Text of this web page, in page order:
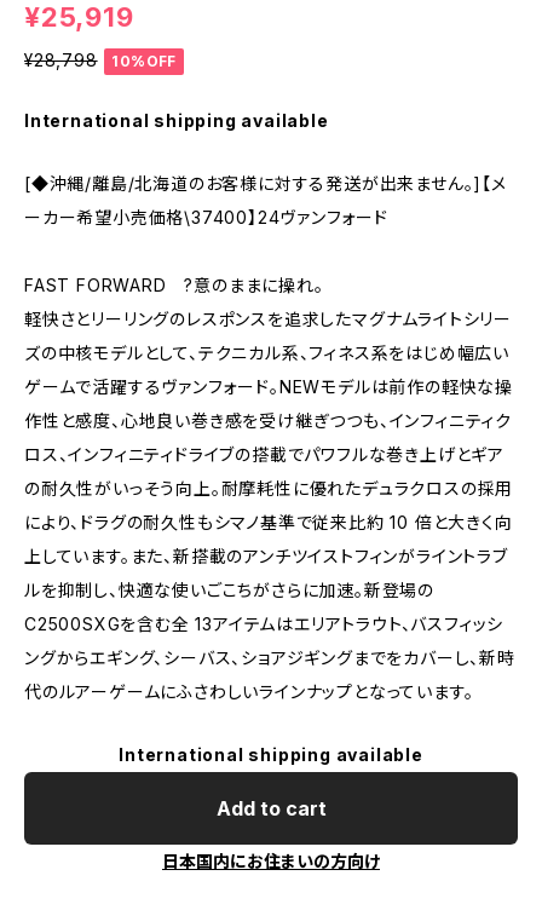
¥25,919
¥28,798 10%OFF
International shipping available
[◆沖縄/離島/北海道のお客様に対する発送が出来ません。]【メ
ーカー希望小売価格\37400】24ヴァンフォード
FAST FORWARD ?意のままに操れ。
軽快さとリーリングのレスポンスを追求したマグナムライトシリー
ズの中核モデルとして、テクニカル系、フィネス系をはじめ幅広い
ゲームで活躍するヴァンフォード。NEWモデルは前作の軽快な操
作性と感度、心地良い巻き感を受け継ぎつつも、インフィニティク
ロス、インフィニティドライブの搭載でパワフルな巻き上げとギア
の耐久性がいっそう向上。耐摩耗性に優れたデュラクロスの採用
により、ドラグの耐久性もシマノ基準で従来比約 10 倍と大きく向
上しています。また、新搭載のアンチツイストフィンがライントラブ
ルを抑制し、快適な使いごこちがさらに加速。新登場の
C2500SXGを含む全 13アイテムはエリアトラウト、バスフィッシ
ングからエギング、シーバス、ショアジギングまでをカバーし、新時
代のルアーゲームにふさわしいラインナップとなっています。
International shipping available
Add to cart
日本国内にお住まいの方向け